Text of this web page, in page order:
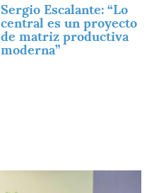
Sergio Escalante: “Lo
central es un proyecto
de matriz productiva
moderna”